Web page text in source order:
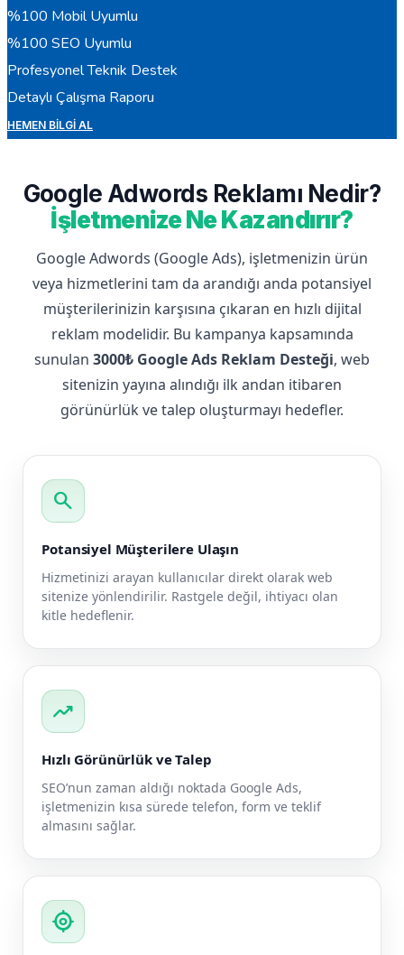
%100 Mobil Uyumlu
%100 SEO Uyumlu
Profesyonel Teknik Destek
Detaylı Çalışma Raporu
HEMEN BILGI AL
Google Adwords Reklamı Nedir?
İşletmenize Ne Kazandırır?
Google Adwords (Google Ads), işletmenizin ürün
veya hizmetlerini tam da arandığı anda potansiyel
müşterilerinizin karşısına çıkaran en hızlı dijital
reklam modelidir. Bu kampanya kapsamında
sunulan 3000₺ Google Ads Reklam Desteği, web
sitenizin yayına alındığı ilk andan itibaren
görünürlük ve talep oluşturmayı hedefler.
search
Potansiyel Müşterilere Ulaşın
Hizmetinizi arayan kullanıcılar direkt olarak web
sitenize yönlendirilir. Rastgele değil, ihtiyacı olan
kitle hedeflenir.
trending_up
Hızlı Görünürlük ve Talep
SEO’nun zaman aldığı noktada Google Ads,
işletmenizin kısa sürede telefon, form ve teklif
almasını sağlar.
my_location